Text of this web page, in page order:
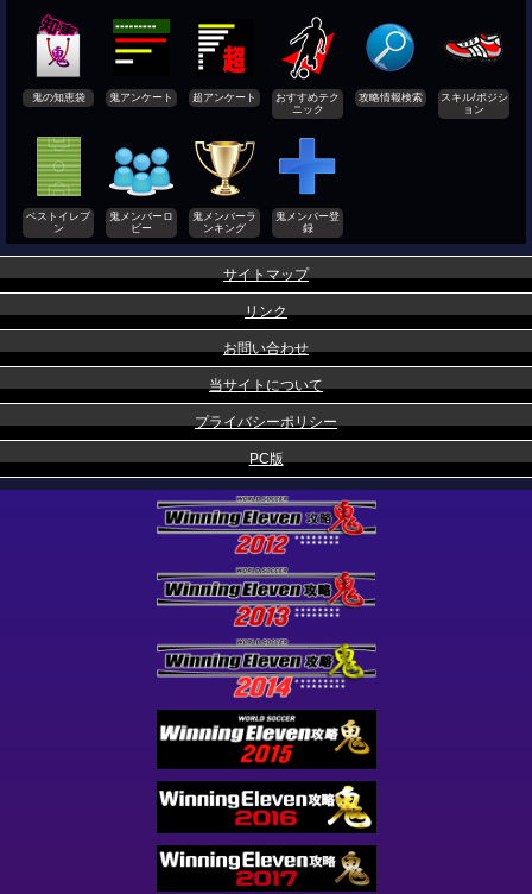
鬼の知恵袋 鬼アンケート 超アンケート
おすすめテク
ニック
攻略情報検索
スキル/ポジシ
ョン
ベストイレブ
ン
鬼メンバーロ
ビー
鬼メンバーラ
ンキング
鬼メンバー登
録
サイトマップ
リンク
お問い合わせ
当サイトについて
プライバシーポリシー
PC版